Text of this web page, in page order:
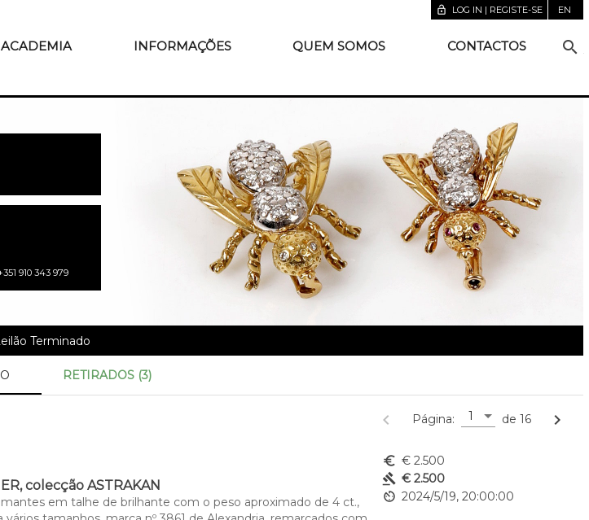
lock_open LOG IN | REGISTE-SE EN
ACADEMIA INFORMAÇÕES QUEM SOMOS CONTACTOS search
910 343 979
Terminado
RETIRADOS (3)
navigate_before Página: 1 de 16 navigate_next
colecção ASTRAKAN
em talhe de brilhante com o peso aproximado de 4 ct.,
euro_symbol € 2.500
gavel € 2.500
av_timer 2024/5/19, 20:00:00